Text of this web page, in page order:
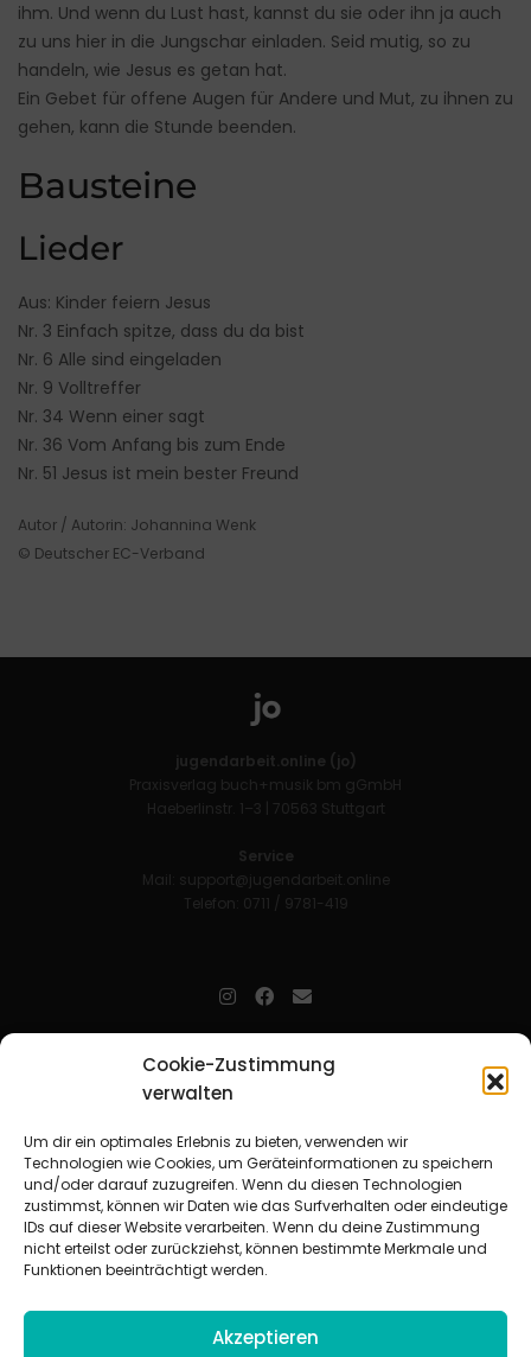
Cookie-Zustimmung
verwalten
Um dir ein optimales Erlebnis zu bieten, verwenden wir
Technologien wie Cookies, um Geräteinformationen zu speichern
und/oder darauf zuzugreifen. Wenn du diesen Technologien
zustimmst, können wir Daten wie das Surfverhalten oder eindeutige
IDs auf dieser Website verarbeiten. Wenn du deine Zustimmung
nicht erteilst oder zurückziehst, können bestimmte Merkmale und
Funktionen beeinträchtigt werden.
Akzeptieren
ihm. Und wenn du Lust hast, kannst du sie oder ihn ja auch
zu uns hier in die Jungschar einladen. Seid mutig, so zu
handeln, wie Jesus es getan hat.
Ein Gebet für offene Augen für Andere und Mut, zu ihnen zu
gehen, kann die Stunde beenden.
Bausteine
Lieder
Aus: Kinder feiern Jesus
Nr. 3 Einfach spitze, dass du da bist
Nr. 6 Alle sind eingeladen
Nr. 9 Volltreffer
Nr. 34 Wenn einer sagt
Nr. 36 Vom Anfang bis zum Ende
Nr. 51 Jesus ist mein bester Freund
Autor / Autorin: Johannina Wenk
© Deutscher EC-Verband
jugendarbeit.online (jo)
Praxisverlag buch+musik bm gGmbH
Haeberlinstr. 1–3 | 70563 Stuttgart
Service
Mail: support@jugendarbeit.online
Telefon: 0711 / 9781-419
Mitarbeitende in der christlichen Kinder-, Jugend- und jungen
Erwachsenenarbeit. Aufjofindet man unkompliziert und schnell
Beziehungsarbeit.
Beteiligte Verbände
CVJM-Landesverband Bayern e. V. |CVJM-Gesamtverband in
Deutschland e. V.
CVJM-Westbund e. V.|Deutscher Jugendverband „Entschieden für
Christus“ e. V.